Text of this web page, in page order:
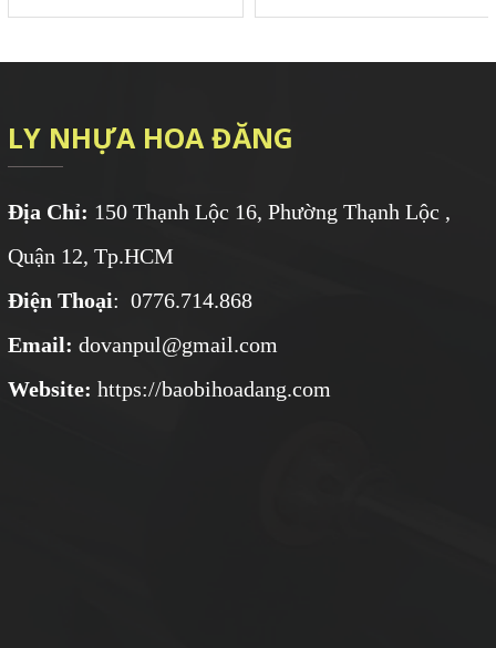
LY NHỰA HOA ĐĂNG
Địa Chỉ: 150 Thạnh Lộc 16, Phường Thạnh Lộc ,
Quận 12, Tp.HCM
Điện Thoại: 0776.714.868
Email: dovanpul@gmail.com
Website: https://baobihoadang.com